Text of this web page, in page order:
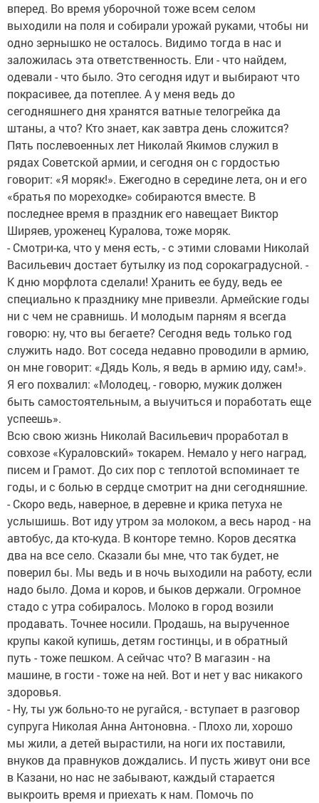
вперед. Во время уборочной тоже всем селом
выходили на поля и собирали урожай руками, чтобы ни
одно зернышко не осталось. Видимо тогда в нас и
заложилась эта ответственность. Ели - что найдем,
одевали - что было. Это сегодня идут и выбирают что
покрасивее, да потеплее. А у меня ведь до
сегодняшнего дня хранятся ватные телогрейка да
штаны, а что? Кто знает, как завтра день сложится?
Пять послевоенных лет Николай Якимов служил в
рядах Советской армии, и сегодня он с гордостью
говорит: «Я моряк!». Ежегодно в середине лета, он и его
«братья по мореходке» собираются вместе. В
последнее время в праздник его навещает Виктор
Ширяев, уроженец Куралова, тоже моряк.
- Смотри-ка, что у меня есть, - с этими словами Николай
Васильевич достает бутылку из под сорокаградусной. -
К дню морфлота сделали! Хранить ее буду, ведь ее
специально к празднику мне привезли. Армейские годы
ни с чем не сравнишь. И молодым парням я всегда
говорю: ну, что вы бегаете? Сегодня ведь только год
служить надо. Вот соседа недавно проводили в армию,
он мне говорит: «Дядь Коль, я ведь в армию иду, сам!».
Я его похвалил: «Молодец, - говорю, мужик должен
быть самостоятельным, а выучиться и поработать еще
успеешь».
Всю свою жизнь Николай Васильевич проработал в
совхозе «Кураловский» токарем. Немало у него наград,
писем и Грамот. До сих пор с теплотой вспоминает те
годы, и с болью в сердце смотрит на дни сегодняшние.
- Скоро ведь, наверное, в деревне и крика петуха не
услышишь. Вот иду утром за молоком, а весь народ - на
автобус, да кто-куда. В конторе темно. Коров десятка
два на все село. Сказали бы мне, что так будет, не
поверил бы. Мы ведь и в ночь выходили на работу, если
надо было. Дома и коров, и быков держали. Огромное
стадо с утра собиралось. Молоко в город возили
продавать. Точнее носили. Продашь, на вырученное
крупы какой купишь, детям гостинцы, и в обратный
путь - тоже пешком. А сейчас что? В магазин - на
машине, в гости - тоже на ней. Вот и нет у вас никакого
здоровья.
- Ну, ты уж больно-то не ругайся, - вступает в разговор
супруга Николая Анна Антоновна. - Плохо ли, хорошо
мы жили, а детей вырастили, на ноги их поставили,
внуков да правнуков дождались. И пусть живут они все
в Казани, но нас не забывают, каждый старается
выкроить время и приехать к нам. Помочь по